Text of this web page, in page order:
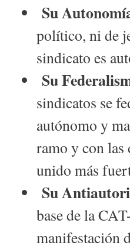
Su
político, ni de
sindicato es
Su
sindicatos se
autónomo y
ramo y con las
unido más
Su
base de la
manifestación